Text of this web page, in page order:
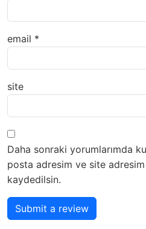
email *
site
Daha sonraki yorumlarımda
posta adresim ve site adresim
kaydedilsin.
Submit a review